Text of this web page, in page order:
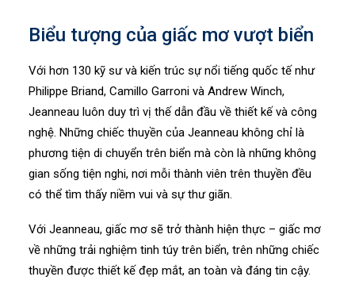
Biểu tượng của giấc mơ vượt biển
Với hơn 130 kỹ sư và kiến trúc sự nổi tiếng quốc tế như
Philippe Briand, Camillo Garroni và Andrew Winch,
Jeanneau luôn duy trì vị thế dẫn đầu về thiết kế và công
nghệ. Những chiếc thuyền của Jeanneau không chỉ là
phương tiện di chuyển trên biển mà còn là những không
gian sống tiện nghi, nơi mỗi thành viên trên thuyền đều
có thể tìm thấy niềm vui và sự thư giãn.
Với Jeanneau, giấc mơ sẽ trở thành hiện thực – giấc mơ
về những trải nghiệm tinh túy trên biển, trên những chiếc
thuyền được thiết kế đẹp mắt, an toàn và đáng tin cậy.